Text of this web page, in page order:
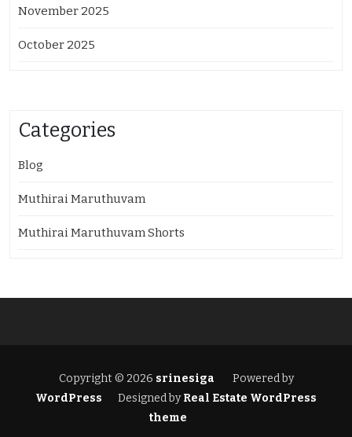
November 2025
October 2025
Categories
Blog
Muthirai Maruthuvam
Muthirai Maruthuvam Shorts
Copyright © 2026 srinesiga
Powered by
WordPress
Designed byReal Estate WordPress
theme